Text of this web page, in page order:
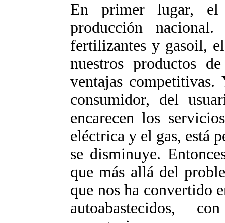
En primer lugar, el
producción
fertilizantes y gasoil,
nuestros productos
ventajas
consumidor, del
encarecen los
eléctrica y el gas, está
se disminuye.
que más allá del
que nos ha convertido
autoabastecidos,